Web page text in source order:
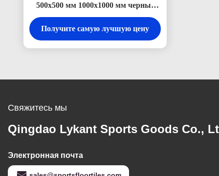
500х500 мм 1000х1000 мм черные
резиновые матовые роллы
Получите самую лучшую цену
Свяжитесь мы
Qingdao Lykant Sports Goods Co.,
Электронная почта